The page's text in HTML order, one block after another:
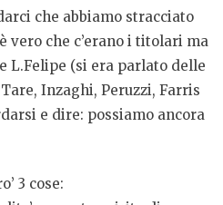
che abbiamo stracciato
vero che c’erano i titolari ma
L.Felipe (si era parlato delle
Inzaghi, Peruzzi, Farris
e dire: possiamo ancora
3 cose: